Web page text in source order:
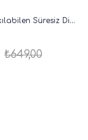
Charm Takılabilen Süresiz Dikey Haftalık Ajanda 18x20 cm Koyu Yeşil
₺649,00